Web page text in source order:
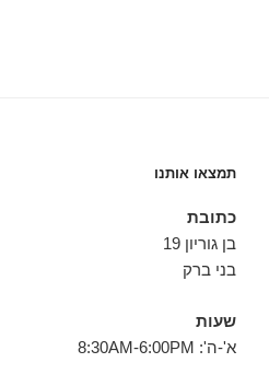
תמצאו אותנו
כתובת
בן גוריון 19
בני ברק
שעות
א'-ה': 8:30AM-6:00PM